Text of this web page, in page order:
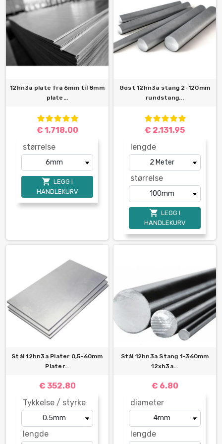
12hn3a plate fra 6mm til 8mm
plate...
€ 1,718.00
størrelse
 LEGG I
HANDLEKURV
Gost 12hn3a stang 2-120mm
rundstang...
€ 2,131.95
lengde
størrelse
 LEGG I
HANDLEKURV
Stål 12hn3a Plater 0,5-60mm
Plater...
€ 352.80
Tykkelse / styrke
lengde
Stål 12hn3a Stang 1-360mm
12xh3a...
€ 6.80
diameter
lengde